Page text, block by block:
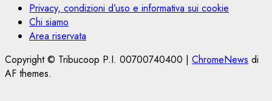
Privacy, condizioni d’uso e informativa sui cookie
Chi siamo
Area riservata
Copyright © Tribucoop P.I. 00700740400 | ChromeNews di
AF themes.